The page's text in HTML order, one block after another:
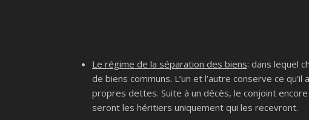
Le régime de la séparation des biens: dans lequel
de biens communs. L’un et l’autre conserve ce
propres dettes. Suite à un décès, le conjoint
seront les héritiers uniquement qui les recevront.